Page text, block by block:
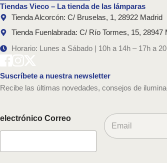
Tiendas Vieco – La tienda de las lámparas
Tienda Alcorcón: C/ Bruselas, 1, 28922 Madrid
Tienda Fuenlabrada: C/ Río Tormes, 15, 28947
Horario: Lunes a Sábado | 10h a 14h – 17h a
Suscríbete a nuestra newsletter
Recibe las últimas novedades, consejos de
electrónico Correo
C
o
r